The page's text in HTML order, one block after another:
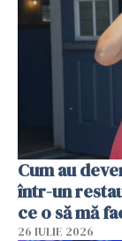
Cum au
într-un
ce o să mă
26 IULIE 2026